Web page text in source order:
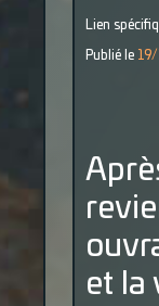
Lien
Publié le
et la